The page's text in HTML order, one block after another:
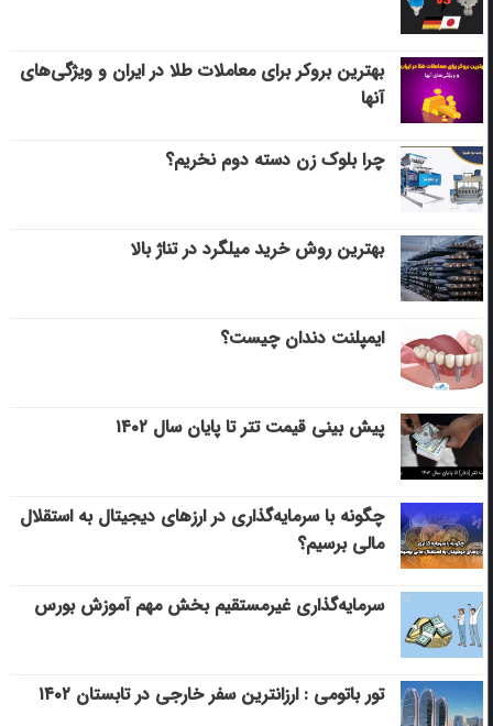
بهترین بروکر برای معاملات طلا در ایران و ویژگی‌های
آنها
چرا بلوک زن دسته دوم نخریم؟
بهترین روش خرید میلگرد در تناژ بالا
ایمپلنت دندان چیست؟
پیش بینی قیمت تتر تا پایان سال ۱۴۰۲
چگونه با سرمایه‌گذاری در ارزهای دیجیتال به استقلال
مالی برسیم؟
سرمایه‌گذاری غیرمستقیم بخش مهم آموزش بورس
تور باتومی : ارزانترین سفر خارجی در تابستان ۱۴۰۲